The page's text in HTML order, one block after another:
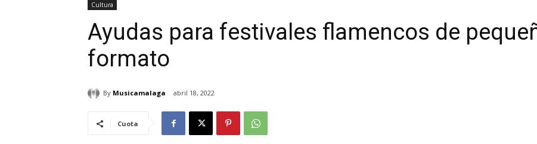
Cultura
Ayudas para festivales flamencos de
formato
By Musicamalaga abril 18, 2022
Cuota